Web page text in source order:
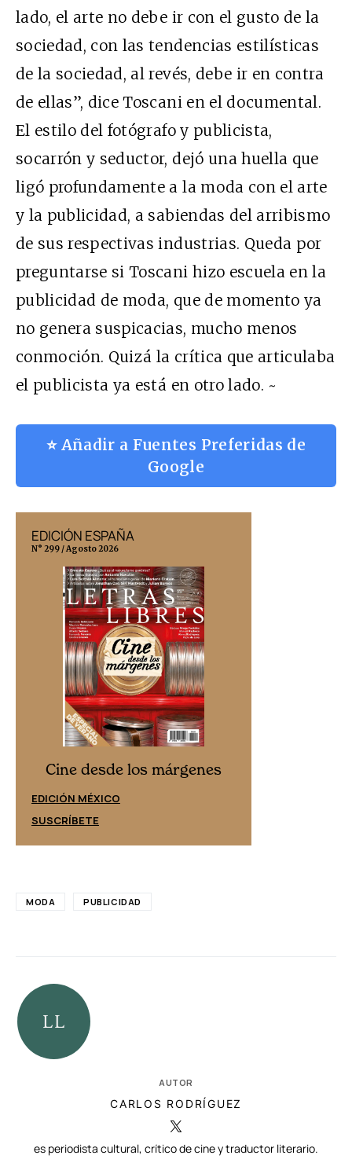
lado, el arte no debe ir con el gusto de la
sociedad, con las tendencias estilísticas
de la sociedad, al revés, debe ir en contra
de ellas”, dice Toscani en el documental.
El estilo del fotógrafo y publicista,
socarrón y seductor, dejó una huella que
ligó profundamente a la moda con el arte
y la publicidad, a sabiendas del arribismo
de sus respectivas industrias. Queda por
preguntarse si Toscani hizo escuela en la
publicidad de moda, que de momento ya
no genera suspicacias, mucho menos
conmoción. Quizá la crítica que articulaba
el publicista ya está en otro lado. ~
⭐ Añadir a Fuentes Preferidas de
Google
EDICIÓN ESPAÑA
N° 299 / Agosto 2026
Cine desde los márgenes
EDICIÓN MÉXICO
SUSCRÍBETE
MODA PUBLICIDAD
AUTOR
CARLOS RODRÍGUEZ
es periodista cultural, crítico de cine y traductor literario.